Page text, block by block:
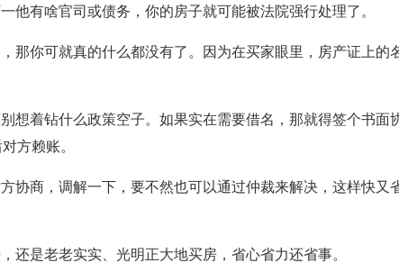
他有啥官司或债务，你的房子就可能被法院强行处理了。
那你可就真的什么都没有了。因为在买家眼里，房产证上的
想着钻什么政策空子。如果实在需要借名，那就得签个书面
方赖账。
协商，调解一下，要不然也可以通过仲裁来解决，这样快又
还是老老实实、光明正大地买房，省心省力还省事。